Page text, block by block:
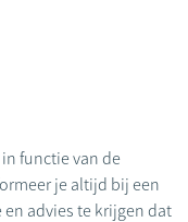
functie van de
je altijd bij een
advies te krijgen dat